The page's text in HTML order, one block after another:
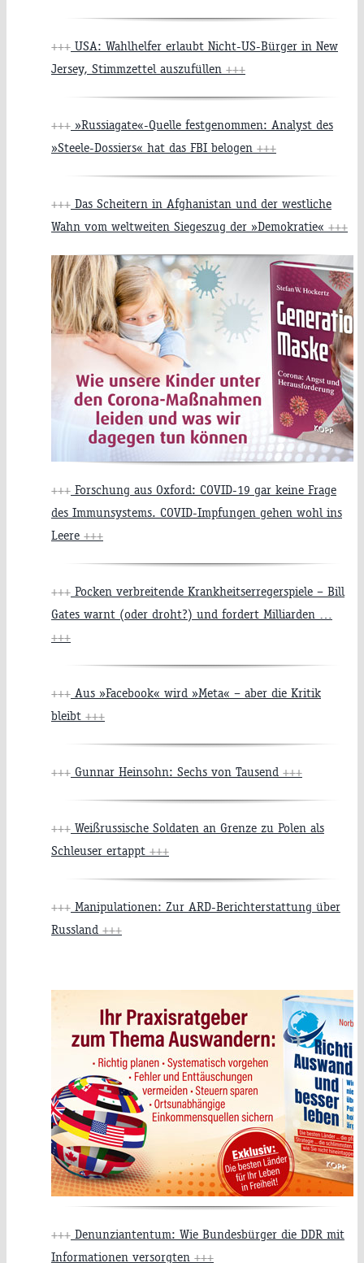
+++ USA: Wahlhelfer erlaubt Nicht-US-Bürger in New
Jersey, Stimmzettel auszufüllen +++
+++ »Russiagate«-Quelle festgenommen: Analyst des
»Steele-Dossiers« hat das FBI belogen +++
+++ Das Scheitern in Afghanistan und der westliche
Wahn vom weltweiten Siegeszug der »Demokratie« +++
+++ Forschung aus Oxford: COVID-19 gar keine Frage
des Immunsystems. COVID-Impfungen gehen wohl ins
Leere +++
+++ Pocken verbreitende Krankheitserregerspiele – Bill
Gates warnt (oder droht?) und fordert Milliarden …
+++
+++ Aus »Facebook« wird »Meta« – aber die Kritik
bleibt +++
+++ Gunnar Heinsohn: Sechs von Tausend +++
+++ Weißrussische Soldaten an Grenze zu Polen als
Schleuser ertappt +++
+++ Manipulationen: Zur ARD-Berichterstattung über
Russland +++
+++ Denunziantentum: Wie Bundesbürger die DDR mit
Informationen versorgten +++